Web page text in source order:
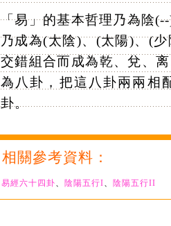
「易」的基本哲理乃為陰
乃成為(太陰)、(太陽)、(
交錯組合而成為乾、兌、
為八卦，把這八卦兩兩相
卦。
相關參考資料：
易經六十四卦、 陰陽五行I、 陰陽五行II